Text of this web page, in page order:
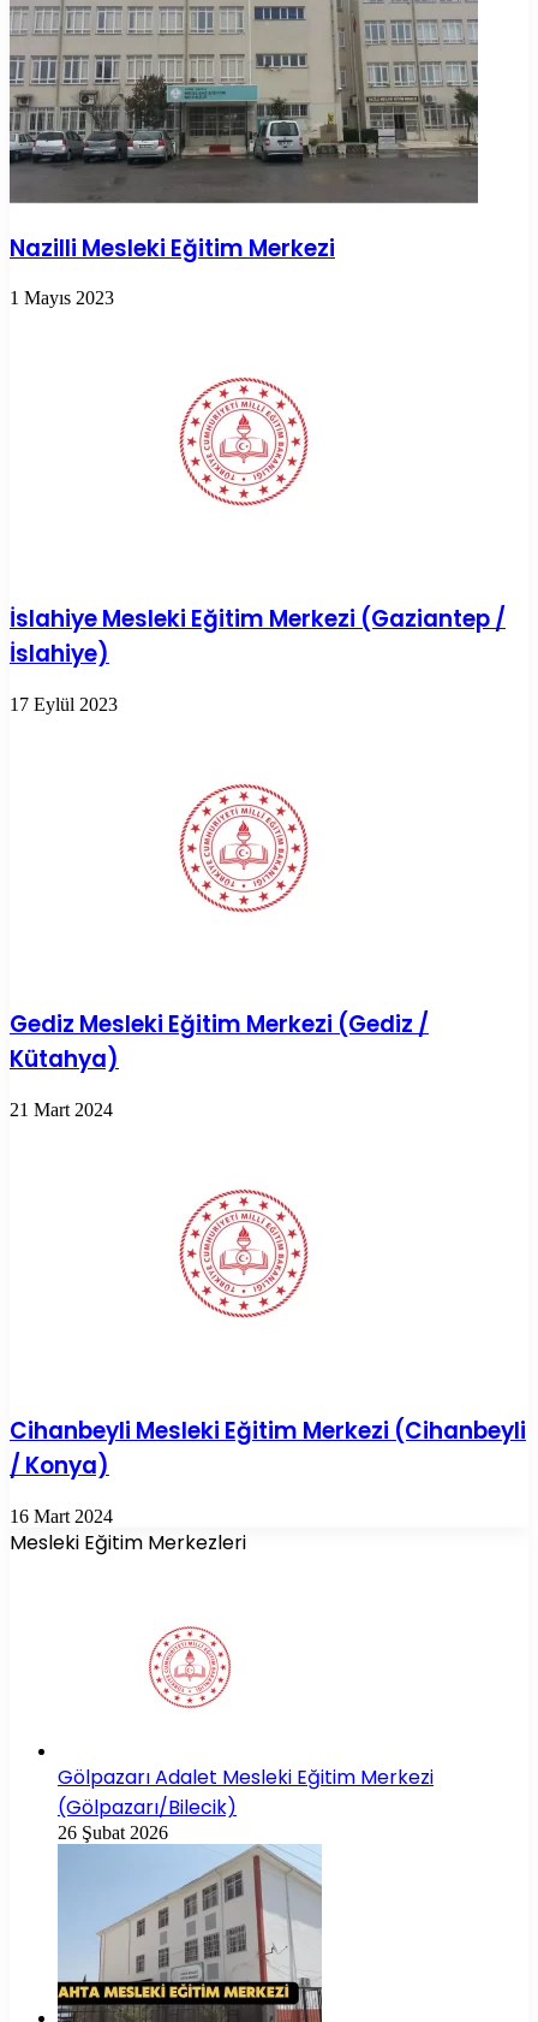
Nazilli Mesleki Eğitim Merkezi
1 Mayıs 2023
İslahiye Mesleki Eğitim Merkezi (Gaziantep /
İslahiye)
17 Eylül 2023
Gediz Mesleki Eğitim Merkezi (Gediz /
Kütahya)
21 Mart 2024
Cihanbeyli Mesleki Eğitim Merkezi (Cihanbeyli
/ Konya)
16 Mart 2024
Mesleki Eğitim Merkezleri
Gölpazarı Adalet Mesleki Eğitim Merkezi
(Gölpazarı/Bilecik)
26 Şubat 2026